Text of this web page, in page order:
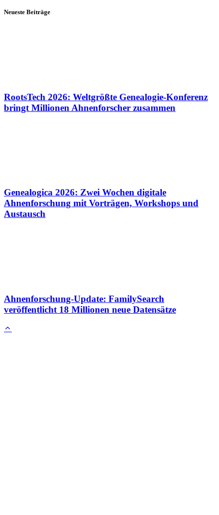
Neueste Beiträge
RootsTech 2026: Weltgrößte Genealogie-Konferenz
bringt Millionen Ahnenforscher zusammen
Genealogica 2026: Zwei Wochen digitale
Ahnenforschung mit Vorträgen, Workshops und
Austausch
Ahnenforschung-Update: FamilySearch
veröffentlicht 18 Millionen neue Datensätze